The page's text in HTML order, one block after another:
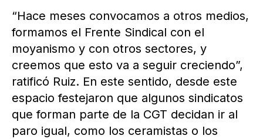
“Hace meses convocamos a otros medios,
formamos el Frente Sindical con el
moyanismo y con otros sectores, y
creemos que esto va a seguir creciendo”,
ratificó Ruiz. En este sentido, desde este
espacio festejaron que algunos sindicatos
que forman parte de la CGT decidan ir al
paro igual, como los ceramistas o los